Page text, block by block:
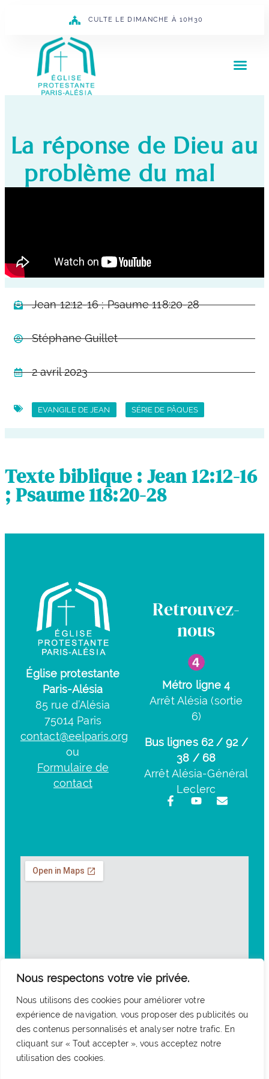
Nous respectons votre vie privée.
Nous utilisons des cookies pour améliorer votre
expérience de navigation, vous proposer des publicités ou
des contenus personnalisés et analyser notre trafic. En
cliquant sur « Tout accepter », vous acceptez notre
utilisation des cookies.
CULTE LE DIMANCHE À 10H30
La réponse de Dieu au
problème du mal
Jean 12:12-16 ; Psaume 118:20-28
Stéphane Guillet
2 avril 2023
EVANGILE DE JEAN SÉRIE DE PÂQUES
Texte biblique : Jean 12:12-16
; Psaume 118:20-28
Église protestante
Paris-Alésia
85 rue d’Alésia
75014 Paris
contact@eelparis.org
ou
Formulaire de
contact
Retrouvez-
nous
Métro ligne 4
Arrêt Alésia (sortie
6)
Bus lignes 62 / 92 /
38 / 68
Arrêt Alésia-Général
Leclerc